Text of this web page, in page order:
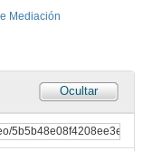
Mediación
Ocultar